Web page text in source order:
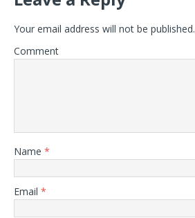
Your email address will not be published.
Comment
Name *
Email *